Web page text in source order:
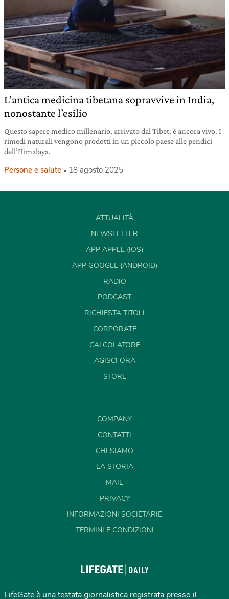
L’antica medicina tibetana sopravvive in India,
nonostante l’esilio
Questo sapere medico millenario, arrivato dal Tibet, è ancora vivo. I
rimedi naturali vengono prodotti in un piccolo paese alle pendici
dell’Himalaya.
Persone e salute 18 agosto 2025
ATTUALITÀ
NEWSLETTER
APP APPLE (IOS)
APP GOOGLE (ANDROID)
RADIO
PODCAST
RICHIESTA TITOLI
CORPORATE
CALCOLATORE
AGISCI ORA
STORE
COMPANY
CONTATTI
CHI SIAMO
LA STORIA
MAIL
PRIVACY
INFORMAZIONI SOCIETARIE
TERMINI E CONDIZIONI
LifeGate è una testata giornalistica registrata presso il